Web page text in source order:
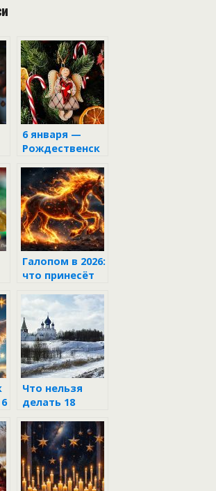
6 января —
Рождественск
Галопом в 2026:
что принесёт
неукротимой
Огненной
Лошади
Что нельзя
делать 18